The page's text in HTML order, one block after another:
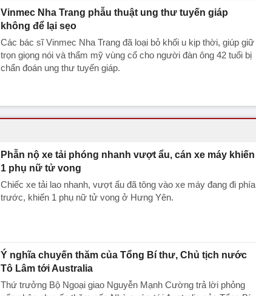
Vinmec Nha Trang phẫu thuật ung thư tuyến giáp
không để lại sẹo
Các bác sĩ Vinmec Nha Trang đã loại bỏ khối u kịp thời, giúp giữ
trọn giọng nói và thẩm mỹ vùng cổ cho người đàn ông 42 tuổi bị
chẩn đoán ung thư tuyến giáp.
Phẫn nộ xe tải phóng nhanh vượt ẩu, cán xe máy khiến
1 phụ nữ tử vong
Chiếc xe tải lao nhanh, vượt ẩu đã tông vào xe máy đang đi phía
trước, khiến 1 phụ nữ tử vong ở Hưng Yên.
Ý nghĩa chuyến thăm của Tổng Bí thư, Chủ tịch nước
Tô Lâm tới Australia
Thứ trưởng Bộ Ngoại giao Nguyễn Mạnh Cường trả lời phỏng